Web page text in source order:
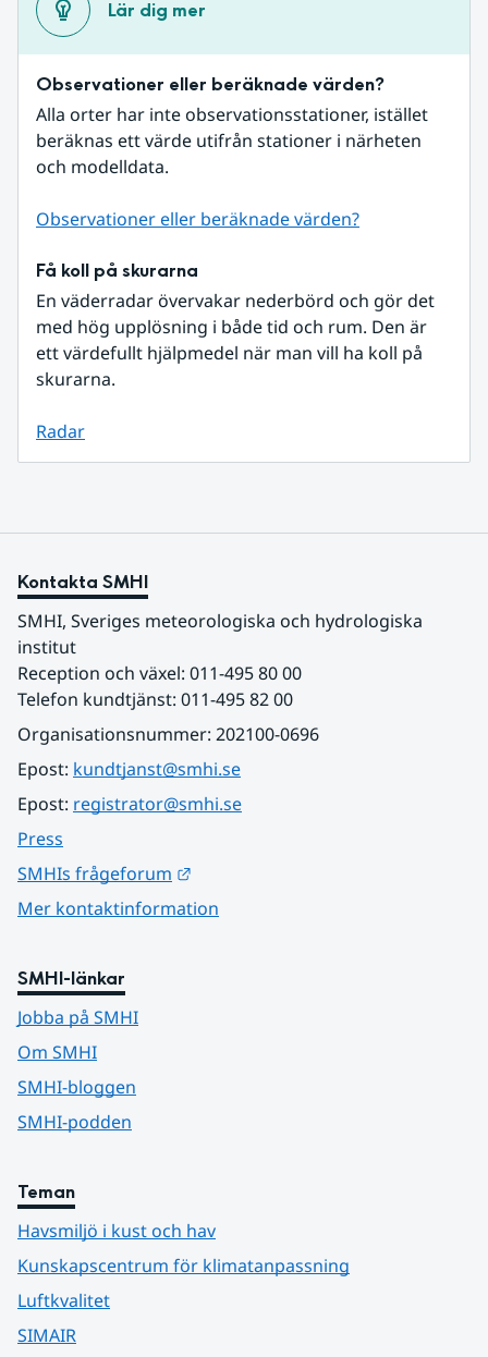
Lär dig mer
Observationer eller beräknade värden?
Alla orter har inte observationsstationer, istället
beräknas ett värde utifrån stationer i närheten
och modelldata.
Observationer eller beräknade värden?
Få koll på skurarna
En väderradar övervakar nederbörd och gör det
med hög upplösning i både tid och rum. Den är
ett värdefullt hjälpmedel när man vill ha koll på
skurarna.
Radar
Kontakta SMHI
SMHI, Sveriges meteorologiska och hydrologiska
institut
Reception och växel: 011-495 80 00
Telefon kundtjänst: 011-495 82 00
Organisationsnummer: 202100-0696
Epost: kundtjanst@smhi.se
Epost: registrator@smhi.se
Press
SMHIs frågeforum
Mer kontaktinformation
SMHI-länkar
Jobba på SMHI
Om SMHI
SMHI-bloggen
SMHI-podden
Teman
Havsmiljö i kust och hav
Kunskapscentrum för klimatanpassning
Luftkvalitet
SIMAIR